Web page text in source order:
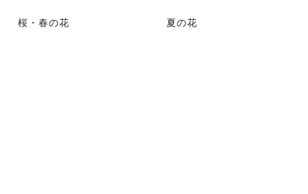
桜・春の花 夏の花